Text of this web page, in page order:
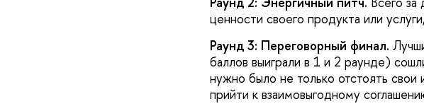
ценности своего продукта или
Раунд 3: Переговорный финал.
баллов выиграли в 1 и 2 раунде)
нужно было не только отстоять
прийти к взаимовыгодному